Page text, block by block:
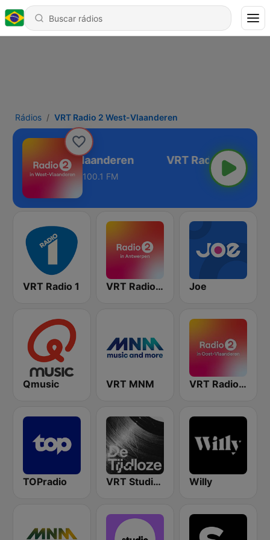
Rádios VRT Radio 2 West-Vlaanderen
2 West-Vlaanderen
100.1 FM
VRT Radio 1 VRT Radio 2 Antwerpen Joe
Qmusic VRT MNM VRT Radio 2 Oost-Vlaanderen
TOPradio VRT Studio Brussel - De Tijdloze Willy